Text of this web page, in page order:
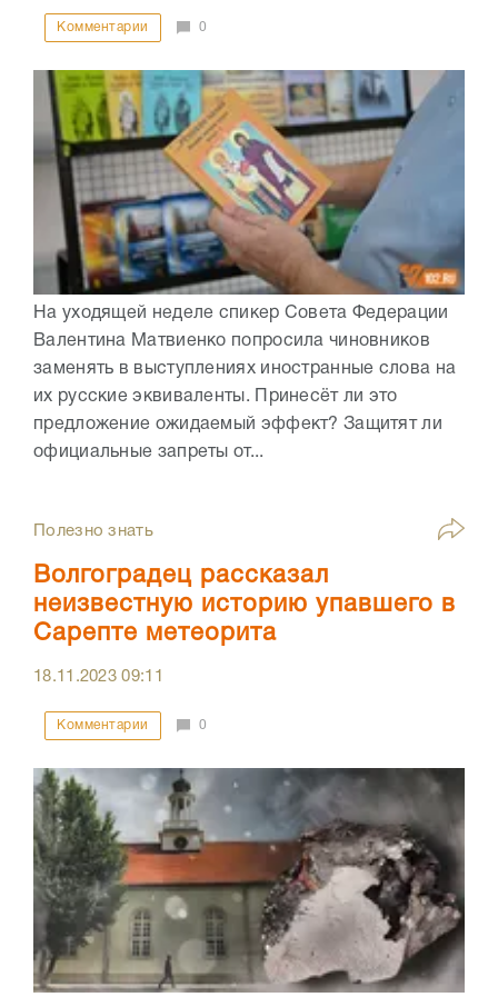
Комментарии 0
На уходящей неделе спикер Совета Федерации
Валентина Матвиенко попросила чиновников
заменять в выступлениях иностранные слова на
их русские эквиваленты. Принесёт ли это
предложение ожидаемый эффект? Защитят ли
официальные запреты от...
Полезно знать
Волгоградец рассказал
неизвестную историю упавшего в
Сарепте метеорита
18.11.202309:11
Комментарии 0